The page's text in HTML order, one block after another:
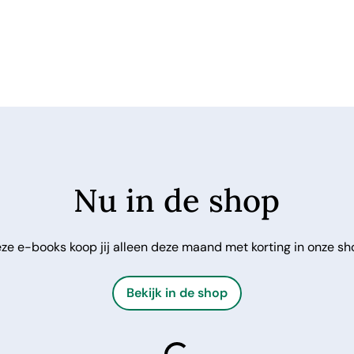
Nu in de shop
e-books koop jij alleen deze maand met korting in onze
Bekijk in de shop